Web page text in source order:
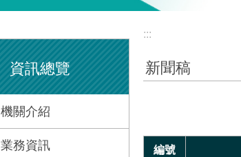
資訊總覽
機關介紹
業務資訊
:::
新聞稿
編號